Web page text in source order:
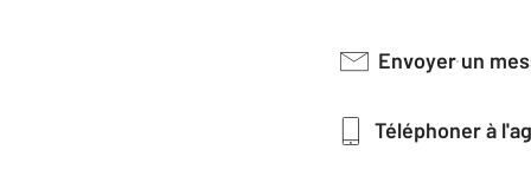
Envoyer un
Téléphoner à